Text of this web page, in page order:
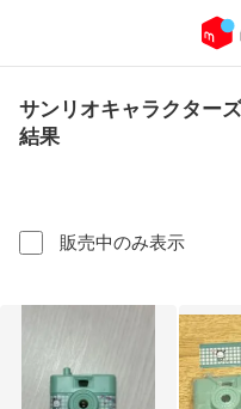
サンリオキャラクター
結果
販売中のみ表示